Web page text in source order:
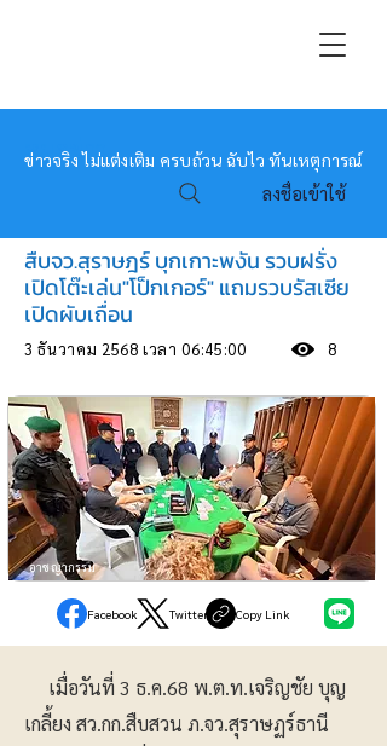
หมอข่าว
ข่าวจริง ไม่แต่งเติม ครบถ้วน ฉับไว ทันเหตุการณ์
ลงชื่อเข้าใช้
สืบจว.สุราษฎร์ บุกเกาะพงัน รวบฝรั่ง
เปิดโต๊ะเล่น"โป็กเกอร์" แถมรวบรัสเซีย
เปิดผับเถื่อน
3 ธันวาคม 2568 เวลา 06:45:00 8
อาชญากรรม
Facebook Twitter Copy Link
เมื่อวันที่ 3 ธ.ค.68 พ.ต.ท.เจริญชัย บุญ
เกลี้ยง สว.กก.สืบสวน ภ.จว.สุราษฏร์ธานี